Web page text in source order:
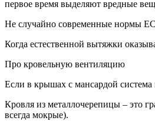
первое время выделяют вредные
Не случайно современные нормы
Когда естественной вытяжки
Про кровельную вентиляцию
Если в крышах с мансардой система
Кровля из металлочерепицы – это
всегда мокрые).